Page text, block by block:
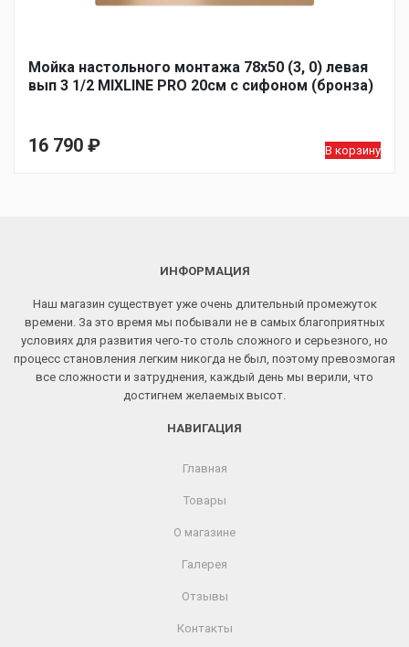
Мойка настольного монтажа 78х50 (3, 0) левая
вып 3 1/2 MIXLINE PRO 20см с сифоном (бронза)
16 790 ₽ В корзину
ИНФОРМАЦИЯ
Наш магазин существует уже очень длительный промежуток
времени. За это время мы побывали не в самых благоприятных
условиях для развития чего-то столь сложного и серьезного, но
процесс становления легким никогда не был, поэтому превозмогая
все сложности и затруднения, каждый день мы верили, что
достигнем желаемых высот.
НАВИГАЦИЯ
Главная
Товары
О магазине
Галерея
Отзывы
Контакты